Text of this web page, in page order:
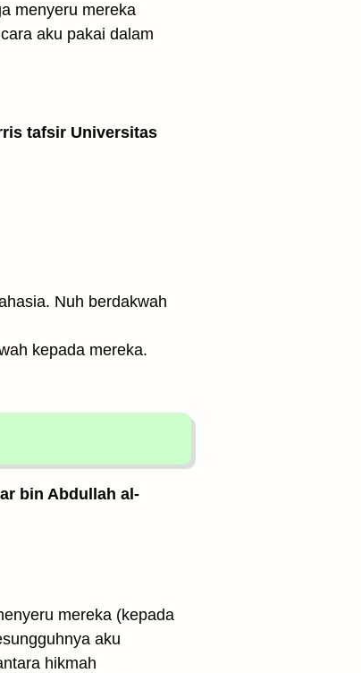
menyeru mereka
aku pakai dalam
tafsir Universitas
Nuh berdakwah
kepada mereka.
bin Abdullah al-
hikmah